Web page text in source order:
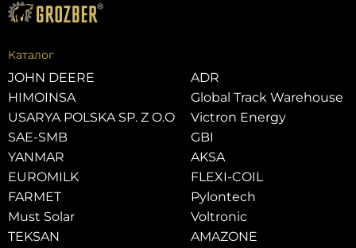
Каталог
JOHN DEERE
HIMOINSA
USARYA POLSKA SP. Z O.O
SAE-SMB
YANMAR
EUROMILK
FARMET
Must Solar
TEKSAN
ADR
Global Track Warehouse
Victron Energy
GBI
AKSA
FLEXI-COIL
Pylontech
Voltronic
AMAZONE